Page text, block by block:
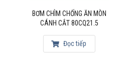
BƠM CHÌM CHỐNG ĂN MÒN
CÁNH CẮT 80CQ21.5
Đọc tiếp